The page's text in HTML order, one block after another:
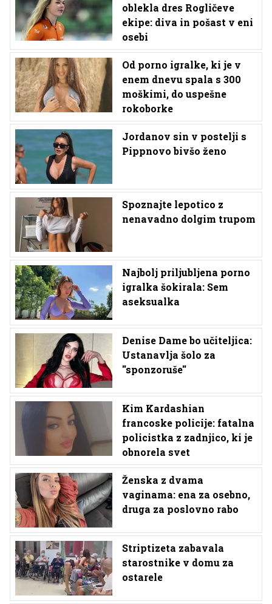
oblekla dres Rogličeve
ekipe: diva in pošast v eni
osebi
Od porno igralke, ki je v
enem dnevu spala s 300
moškimi, do uspešne
rokoborke
Jordanov sin v postelji s
Pippnovo bivšo ženo
Spoznajte lepotico z
nenavadno dolgim trupom
Najbolj priljubljena porno
igralka šokirala: Sem
aseksualka
Denise Dame bo učiteljica:
Ustanavlja šolo za
''sponzoruše''
Kim Kardashian
francoske policije: fatalna
policistka z zadnjico, ki je
obnorela svet
Ženska z dvama
vaginama: ena za osebno,
druga za poslovno rabo
Striptizeta zabavala
starostnike v domu za
ostarele